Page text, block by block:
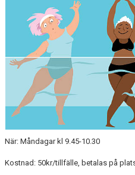
MEDLEMS- OCH TERMINSAVGIFTER
ANMÄLAN
FÖRENINGSKLÄDER
KALENDER
DOKUMENT
BILDGALLERI
När: Måndagar kl 9.45-10.30
Kostnad: 50kr/tillfälle, betalas på